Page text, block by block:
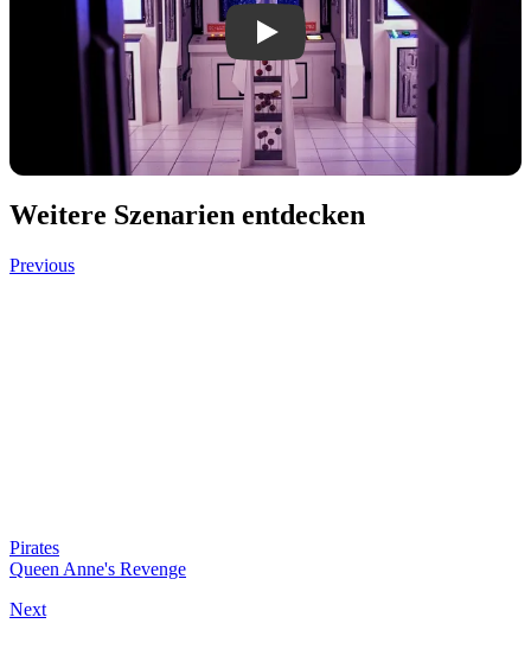
Play Space Wars video
Weitere Szenarien entdecken
Previous
Pirates
Queen Anne's Revenge
Next